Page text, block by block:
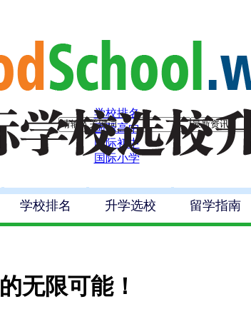
学校排名 升学选校 留学指南
学校排名
国际高中
国际初中
国际小学
无限可能！